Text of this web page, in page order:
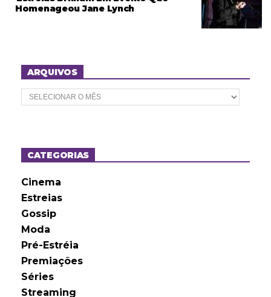
Homenageou Jane Lynch
ARQUIVOS
A
r
o
sCATEGORIAS
Cinema
Estreias
Gossip
Moda
Pré-Estréia
Premiações
Séries
Streaming